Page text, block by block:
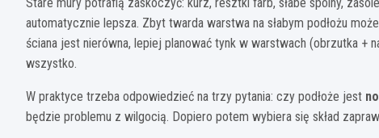
Stare mury potrafią zaskoczyć: kurz, resztki farb, słabe spoiny,
automatycznie lepsza. Zbyt twarda warstwa na słabym podłożu
ściana jest nierówna, lepiej planować tynk w warstwach (obrzutka +
wszystko.
W praktyce trzeba odpowiedzieć na trzy pytania: czy podłoże jest
będzie problemu z wilgocią. Dopiero potem wybiera się skład